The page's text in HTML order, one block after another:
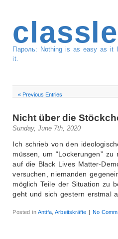
Пароль: Nothing is as easy as it
it.
« Previous Entries
Nicht über die
Sunday, June 7th, 2020
Ich schrieb von den
müssen, um “Lockerungen”
auf die Black Lives Matter-
versuchen, niemanden
möglich Teile der Situation zu
geht und sich gestern erstmal
Posted inAntifa,Arbeitskräfte | No